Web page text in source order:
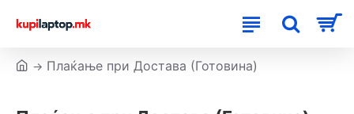
Плаќање при Достава (Готовина)